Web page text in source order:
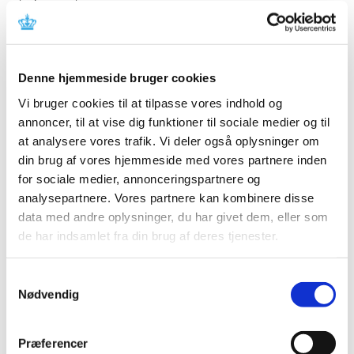
Denne hjemmeside bruger cookies
Vi bruger cookies til at tilpasse vores indhold og
annoncer, til at vise dig funktioner til sociale medier og til
at analysere vores trafik. Vi deler også oplysninger om
din brug af vores hjemmeside med vores partnere inden
for sociale medier, annonceringspartnere og
analysepartnere. Vores partnere kan kombinere disse
data med andre oplysninger, du har givet dem, eller som
de har indsamlet fra din brug af deres tjenester.
Nødvendig
Præferencer
Lægemiddelstyrelsen har den 1. juli 2026 meddelt, at
Kristine Høje Beckmann får bevilling til at drive
…
Høring over nyt forslag til tilskudsstatus for
|
Medicintilskudsnævnet anbefaler i et nyt forslag, at
enterotabletter med acetylsalicylsyre (ASA) 75 mg
…
Ansøgninger om ekstraordinært tilskud til
apotekere
|30. juni 2026|
Besøg vores nye karriereunivers, der tager dig
på en digital rundtur i Lægemiddelstyrelsen